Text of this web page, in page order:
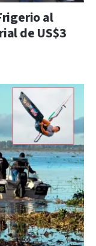
al
de US$3